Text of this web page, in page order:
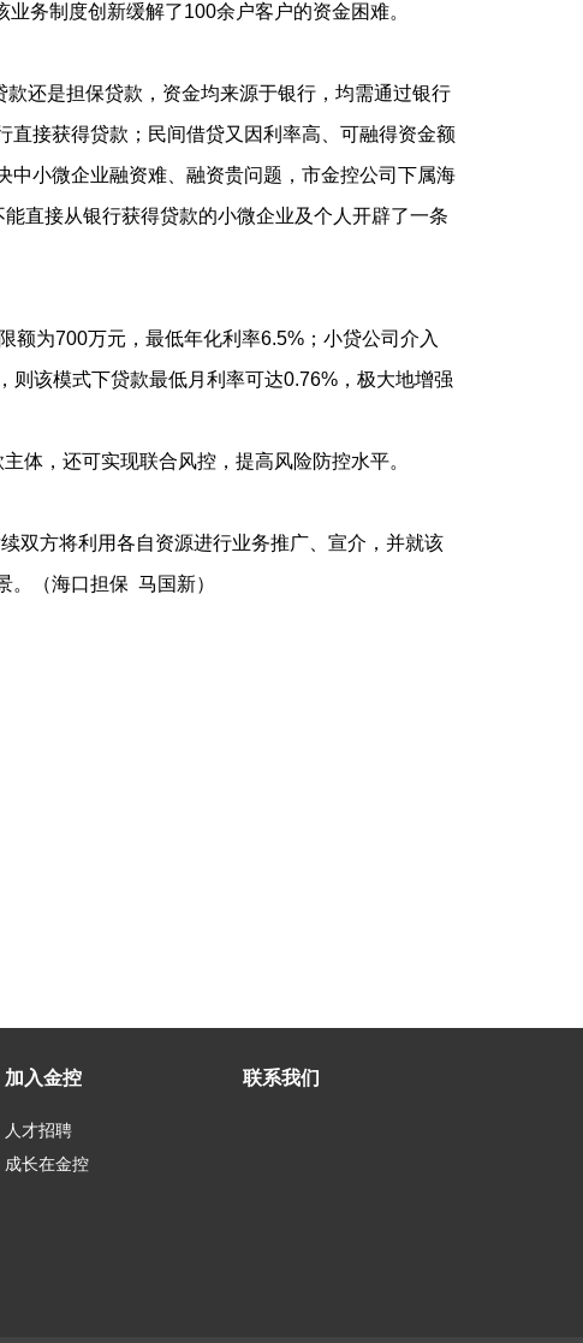
务制度创新缓解了100余户客户的资金困难。
还是担保贷款，资金均来源于银行，均需通过银行
接获得贷款；民间借贷又因利率高、可融得资金额
中小微企业融资难、融资贵问题，市金控公司下属海
直接从银行获得贷款的小微企业及个人开辟了一条
为700万元，最低年化利率6.5%；小贷公司介入
则该模式下贷款最低月利率可达0.76%，极大地增强
，还可实现联合风控，提高风险防控水平。
双方将利用各自资源进行业务推广、宣介，并就该
。（海口担保 马国新）
加入金控
人才招聘
成长在金控
联系我们